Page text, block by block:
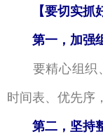
【要切实抓
第一，加强
要精心组织
时间表、优先序
第二，坚持